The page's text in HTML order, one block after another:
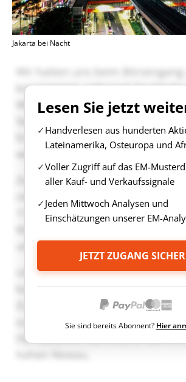
Jakarta bei Nacht
Lesen Sie jetzt
Handverlesen aus hunderten
Lateinamerika, Osteuropa und
Voller Zugriff auf das EM-
aller Kauf- und Verkaufssignale
Jeden Mittwoch Analysen und
Einschätzungen unserer EM-
JETZT ZUGANG
Sie sind bereits Abonnent? Hier